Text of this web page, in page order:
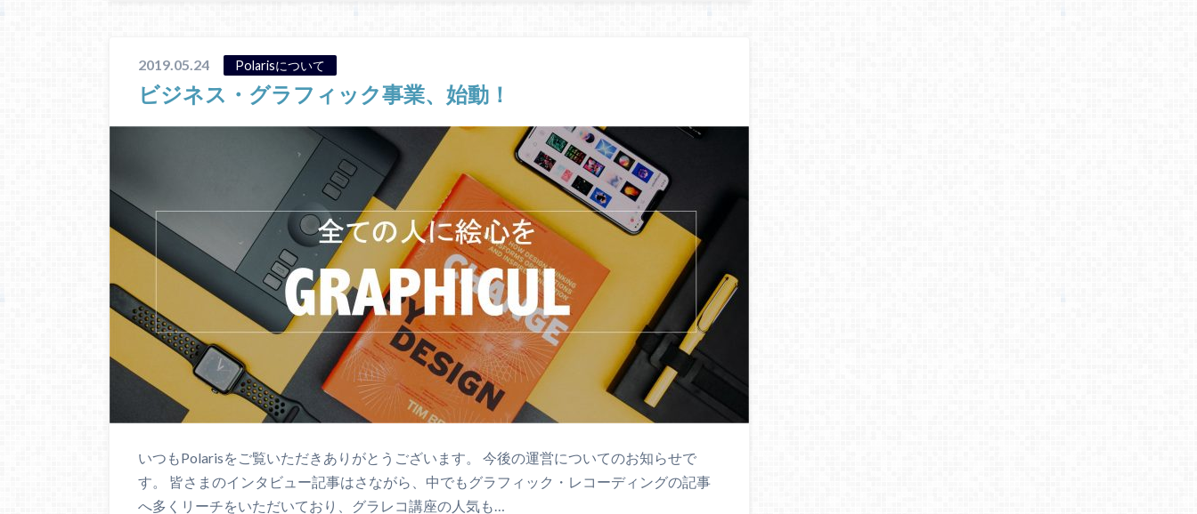
2019.05.24 Polarisについて
ビジネス・グラフィック事業、始動！
いつもPolarisをご覧いただきありがとうございます。 今後の運営についてのお知らせで
す。 皆さまのインタビュー記事はさながら、中でもグラフィック・レコーディングの記事
へ多くリーチをいただいており、グラレコ講座の人気も…